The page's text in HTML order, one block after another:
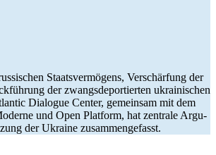
Staats­ver­mö­gens, Ver­schär­fung der
der zwangs­de­por­tier­ten ukrai­ni­schen
Dia­lo­gue Center, gemein­sam mit dem
und Open Plat­form, hat zen­trale Argu­
der Ukraine zusammengefasst.